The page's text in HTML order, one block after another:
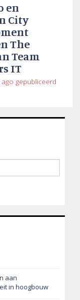
en
City
The
Team
IT
gepubliceerd
aan
in hoogbouw